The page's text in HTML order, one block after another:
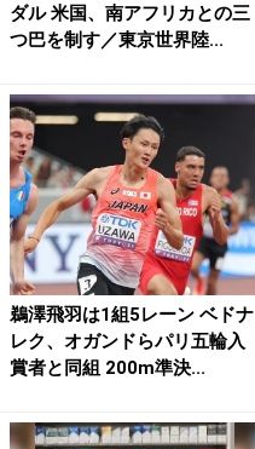
ダル 米国、南アフリカとの三
つ巴を制す／東京世界陸...
鵜澤飛羽は1組5レーン ベドナ
レク、オガンドらパリ五輪入
賞者と同組 200m準決...